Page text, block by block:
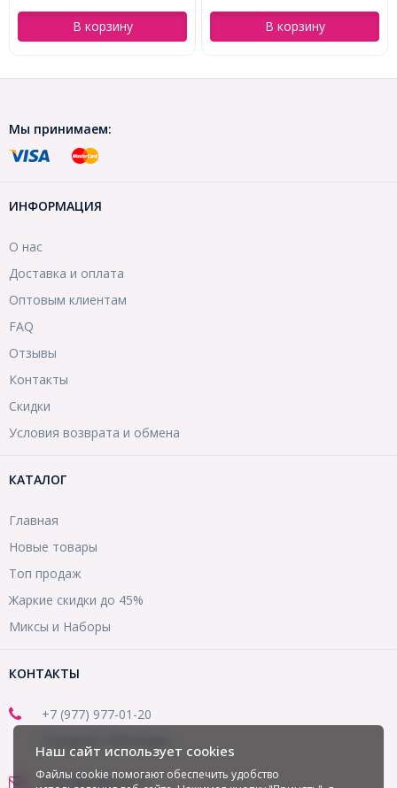
В корзину В корзину
Мы принимаем:
ИНФОРМАЦИЯ
О нас
Доставка и оплата
Оптовым клиентам
FAQ
Отзывы
Контакты
Скидки
Условия возврата и обмена
КАТАЛОГ
Главная
Новые товары
Топ продаж
Жаркие скидки до 45%
Миксы и Наборы
КОНТАКТЫ
+7 (977) 977-01-20
office@mirbusin.ru
Наш сайт использует cookies
Файлы cookie помогают обеспечить удобство